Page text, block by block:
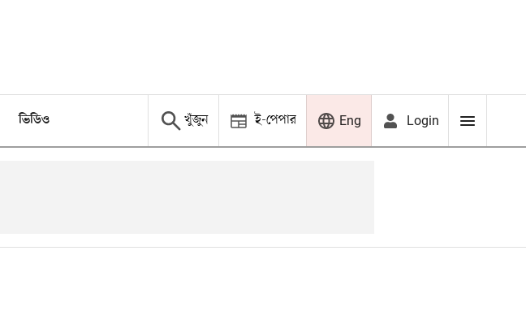
ভিডিও খুঁজুন ই-পেপার Eng Login